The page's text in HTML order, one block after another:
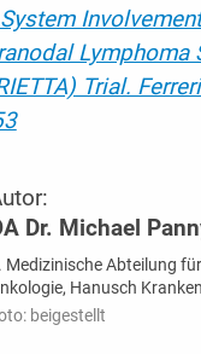
Lymphoma
Trial.
Dr. Michael
Medizinische Abteilung
Hanusch
beigestellt